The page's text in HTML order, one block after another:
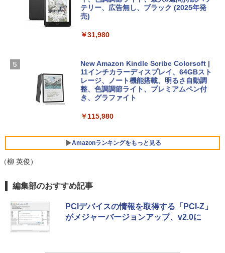
【Amazon.co.jp限定】 HP ノートパソコ
ン 15-fd 15.6インチ 16GBメモリ 512GB
FMV ノートパソコン WE1-K3 (MS 365 P
ersonal/Copilotキー搭載/Win 11/15.6型/
Core i5/16GB/SSD 512GB/ホワイト) FM
VWK3E15W_AZ
￥139,880
ト): Java & Bedrock Edition | オンライ
￥3,600
FM TOWNS ハイパー・カタログ: 本体ハ
ェクトリストと最新エミュレータ紹介
テリー、広告無し、ブラック (2025年発
売)
￥31,980
New Amazon Kindle Scribe Colorsoft |
11インチカラーディスプレイ、64GBスト
レージ、ノート機能搭載、明るさ自動調
整、色調調節ライト、プレミアムペン付
き、グラファイト
￥115,980
Amazonランキングをもっと見る
（柳 英俊）
編集部のおすすめ記事
PCIデバイスの情報を取得する「PCI-Z」
がメジャーバージョンアップ、v2.0に